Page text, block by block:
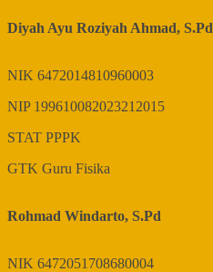
Diyah Ayu Roziyah Ahmad, S.Pd
NIK 6472014810960003
NIP 199610082023212015
STAT PPPK
GTK Guru Fisika
Rohmad Windarto, S.Pd
NIK 6472051708680004